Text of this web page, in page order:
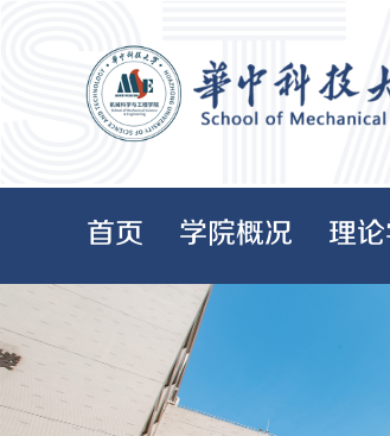
首页 学院概况 理